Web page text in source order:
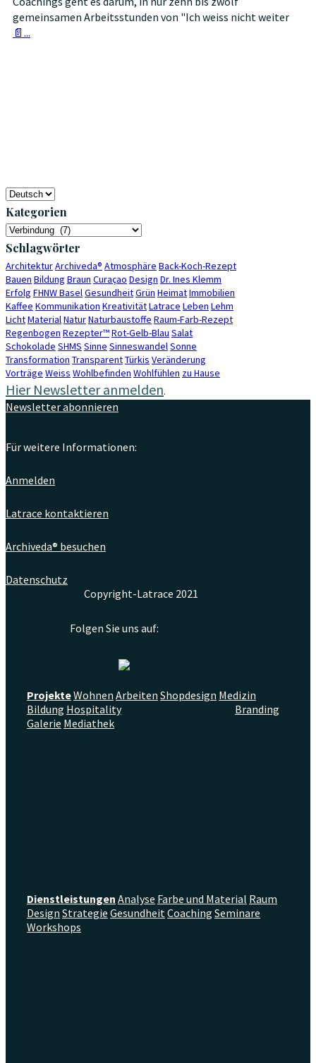
gemeinsamen Arbeitsstunden von "Ich weiss nicht weiter
📄...
Choose
a
language
Kategorien
Kategorien
Schlagwörter
ArchitekturArchiveda® Atmosphäre Back-Koch-Rezept
Bauen Bildung Braun Curaçao Design Dr. Ines Klemm
Erfolg FHNW BaselGesundheitGrün HeimatImmobilien
Kaffee Kommunikation KreativitätLatrace Leben Lehm
LichtMaterialNaturNaturbaustoffe Raum-Farb-Rezept
Regenbogen Rezepter™Rot-Gelb-Blau Salat
Schokolade SHMS Sinne SinneswandelSonne
Transformation TransparentTürkis Veränderung
Vorträge Weiss Wohlbefinden Wohlfühlen zu Hause
Hier Newsletter anmelden.
Newsletter abonnieren
Für weitere Informationen:
Anmelden
Latrace kontaktieren
Archiveda® besuchen
Datenschutz
Copyright-Latrace 2021
Folgen Sie uns auf:
ProjekteWohnen Arbeiten Shopdesign Medizin
Bildung Hospitality
Branding
Galerie Mediathek
Dienstleistungen Analyse Farbe und Material Raum
Design Strategie GesundheitCoaching Seminare
Workshops